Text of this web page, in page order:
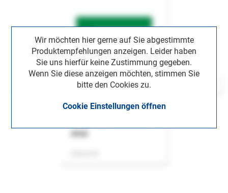
Wir möchten hier gerne auf Sie abgestimmte
Produktempfehlungen anzeigen. Leider haben
Sie uns hierfür keine Zustimmung gegeben.
Wenn Sie diese anzeigen möchten, stimmen Sie
bitte den Cookies zu.
Cookie Einstellungen öffnen